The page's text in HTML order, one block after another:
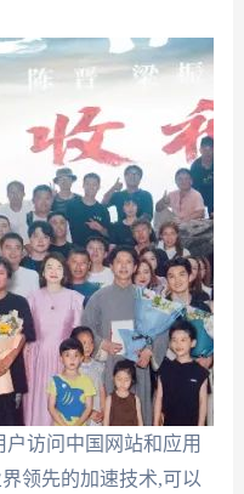
访问中国网站和应用
领先的加速技术,可以